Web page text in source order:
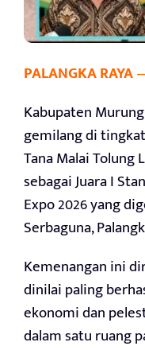
PALANGKA RAYA
Kabupaten
gemilang di
Tana Malai
sebagai Juara I
Expo 2026 yang
Serbaguna,
Kemenangan ini
dinilai paling
ekonomi dan
dalam satu ruang